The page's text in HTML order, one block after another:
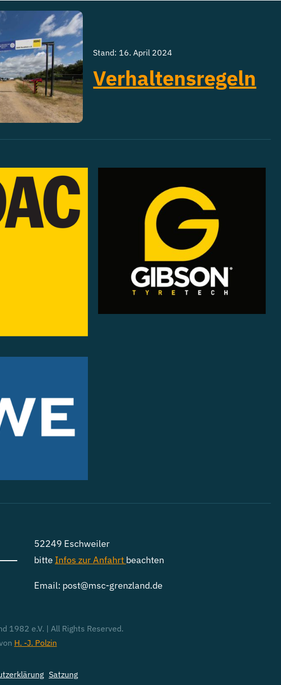
Stand: 16. April 2024
Verhaltensregeln
52249 Eschweiler
bitte Infos zurAnfahrt beachten
Email: post@msc-grenzland.de
1982 e.V. | All Rights Reserved.
H. -J. Polzin
Satzung